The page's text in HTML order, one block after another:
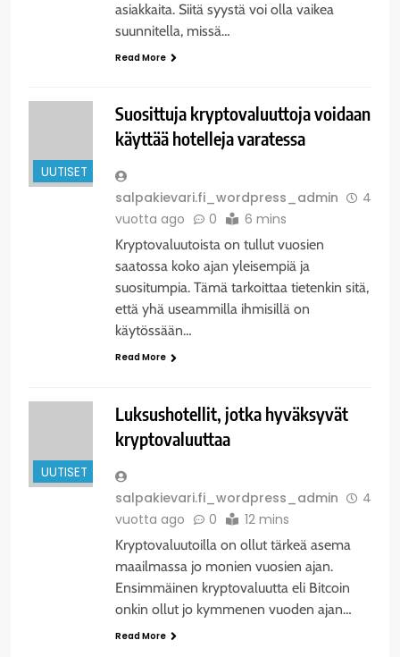
asiakkaita. Siitä syystä voi olla vaikea
suunnitella, missä…
Read More
UUTISET
Suosittuja kryptovaluuttoja voidaan
käyttää hotelleja varatessa
salpakievari.fi_wordpress_admin
4
vuotta ago
0 6 mins
Kryptovaluutoista on tullut vuosien
saatossa koko ajan yleisempiä ja
suositumpia. Tämä tarkoittaa tietenkin sitä,
että yhä useammilla ihmisillä on
käytössään…
Read More
UUTISET
Luksushotellit, jotka hyväksyvät
kryptovaluuttaa
salpakievari.fi_wordpress_admin
4
vuotta ago
0 12 mins
Kryptovaluutoilla on ollut tärkeä asema
maailmassa jo monien vuosien ajan.
Ensimmäinen kryptovaluutta eli Bitcoin
onkin ollut jo kymmenen vuoden ajan…
Read More